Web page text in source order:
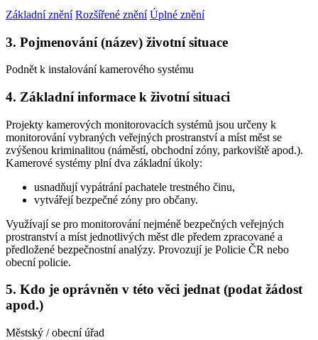
Základní znění Rozšířené znění Úplné znění
3. Pojmenování (název) životní situace
Podnět k instalování kamerového systému
4. Základní informace k životní situaci
Projekty kamerových monitorovacích systémů jsou určeny k
monitorování vybraných veřejných prostranství a míst měst se
zvýšenou kriminalitou (náměstí, obchodní zóny, parkoviště apod.).
Kamerové systémy plní dva základní úkoly:
usnadňují vypátrání pachatele trestného činu,
vytvářejí bezpečné zóny pro občany.
Využívají se pro monitorování nejméně bezpečných veřejných
prostranství a míst jednotlivých měst dle předem zpracované a
předložené bezpečnostní analýzy. Provozují je Policie ČR nebo
obecní policie.
5. Kdo je oprávněn v této věci jednat (podat žádost
apod.)
Městský / obecní úřad